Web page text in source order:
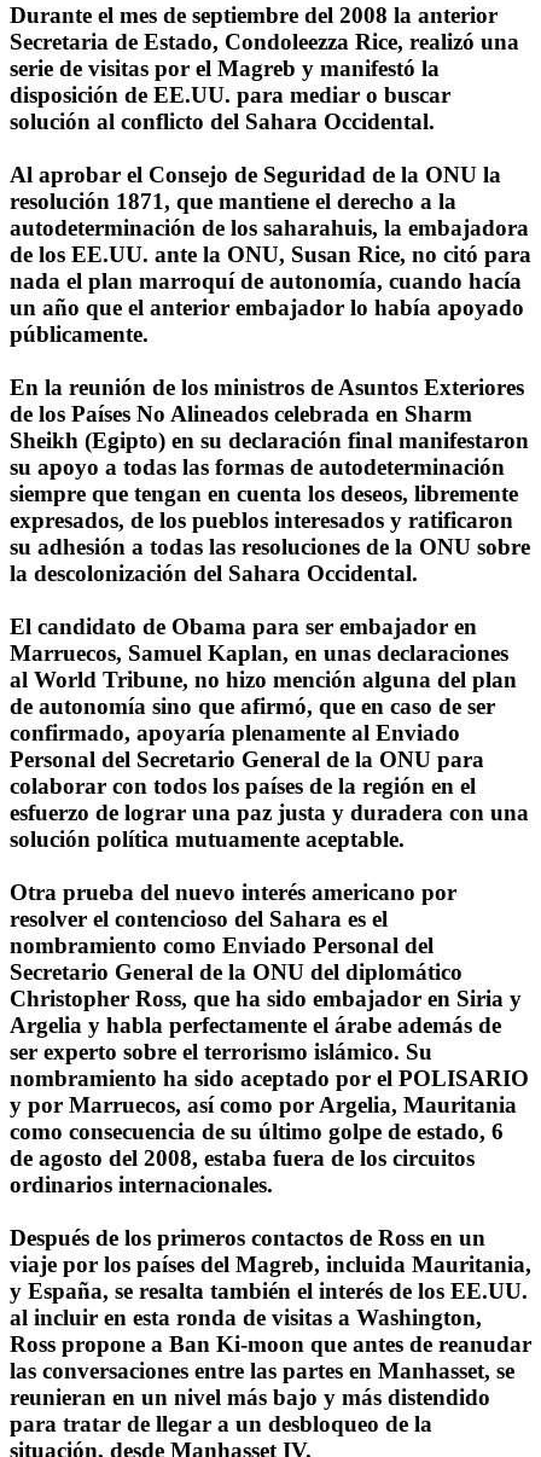
Durante el mes de septiembre del 2008 la anterior
Secretaria de Estado, Condoleezza Rice, realizó una
serie de visitas por el Magreb y manifestó la
disposición de EE.UU. para mediar o buscar
solución al conflicto del Sahara Occidental.
Al aprobar el Consejo de Seguridad de la ONU la
resolución 1871, que mantiene el derecho a la
autodeterminación de los saharahuis, la embajadora
de los EE.UU. ante la ONU, Susan Rice, no citó para
nada el plan marroquí de autonomía, cuando hacía
un año que el anterior embajador lo había apoyado
públicamente.
En la reunión de los ministros de Asuntos Exteriores
de los Países No Alineados celebrada en Sharm
Sheikh (Egipto) en su declaración final manifestaron
su apoyo a todas las formas de autodeterminación
siempre que tengan en cuenta los deseos, libremente
expresados, de los pueblos interesados y ratificaron
su adhesión a todas las resoluciones de la ONU sobre
la descolonización del Sahara Occidental.
El candidato de Obama para ser embajador en
Marruecos, Samuel Kaplan, en unas declaraciones
al World Tribune, no hizo mención alguna del plan
de autonomía sino que afirmó, que en caso de ser
confirmado, apoyaría plenamente al Enviado
Personal del Secretario General de la ONU para
colaborar con todos los países de la región en el
esfuerzo de lograr una paz justa y duradera con una
solución política mutuamente aceptable.
Otra prueba del nuevo interés americano por
resolver el contencioso del Sahara es el
nombramiento como Enviado Personal del
Secretario General de la ONU del diplomático
Christopher Ross, que ha sido embajador en Siria y
Argelia y habla perfectamente el árabe además de
ser experto sobre el terrorismo islámico. Su
nombramiento ha sido aceptado por el POLISARIO
y por Marruecos, así como por Argelia, Mauritania
como consecuencia de su último golpe de estado, 6
de agosto del 2008, estaba fuera de los circuitos
ordinarios internacionales.
Después de los primeros contactos de Ross en un
viaje por los países del Magreb, incluida Mauritania,
y España, se resalta también el interés de los EE.UU.
al incluir en esta ronda de visitas a Washington,
Ross propone a Ban Ki-moon que antes de reanudar
las conversaciones entre las partes en Manhasset, se
reunieran en un nivel más bajo y más distendido
para tratar de llegar a un desbloqueo de la
situación, desde Manhasset IV.